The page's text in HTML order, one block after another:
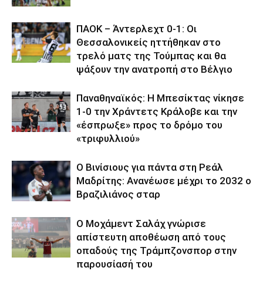
ΠΑΟΚ – Άντερλεχτ 0-1: Οι
Θεσσαλονικείς ηττήθηκαν στο
τρελό ματς της Τούμπας και θα
ψάξουν την ανατροπή στο Βέλγιο
Παναθηναϊκός: Η Μπεσίκτας νίκησε
1-0 την Χράντετς Κράλοβε και την
«έσπρωξε» προς το δρόμο του
«τριφυλλιού»
Ο Βινίσιους για πάντα στη Ρεάλ
Μαδρίτης: Ανανέωσε μέχρι το 2032 ο
Βραζιλιάνος σταρ
Ο Μοχάμεντ Σαλάχ γνώρισε
απίστευτη αποθέωση από τους
οπαδούς της Τράμπζονσπορ στην
παρουσίασή του